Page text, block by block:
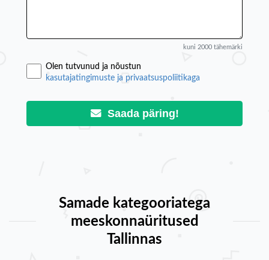
kuni 2000 tähemärki
Olen tutvunud ja nõustun
kasutajatingimuste ja privaatsuspoliitikaga
Saada päring!
Samade kategooriatega
meeskonnaüritused
Tallinnas